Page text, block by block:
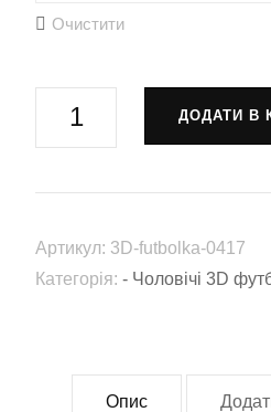
Очистити
«Іван
(3D-
0417)
кількість
ДОДАТИ В
Артикул: 3D-futbolka-0417
Категорія: - Чоловічі 3D
Опис